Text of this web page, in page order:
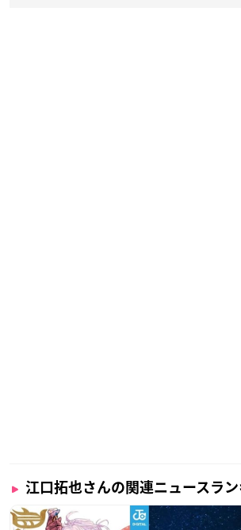
江口拓也さんの関連ニュースラン